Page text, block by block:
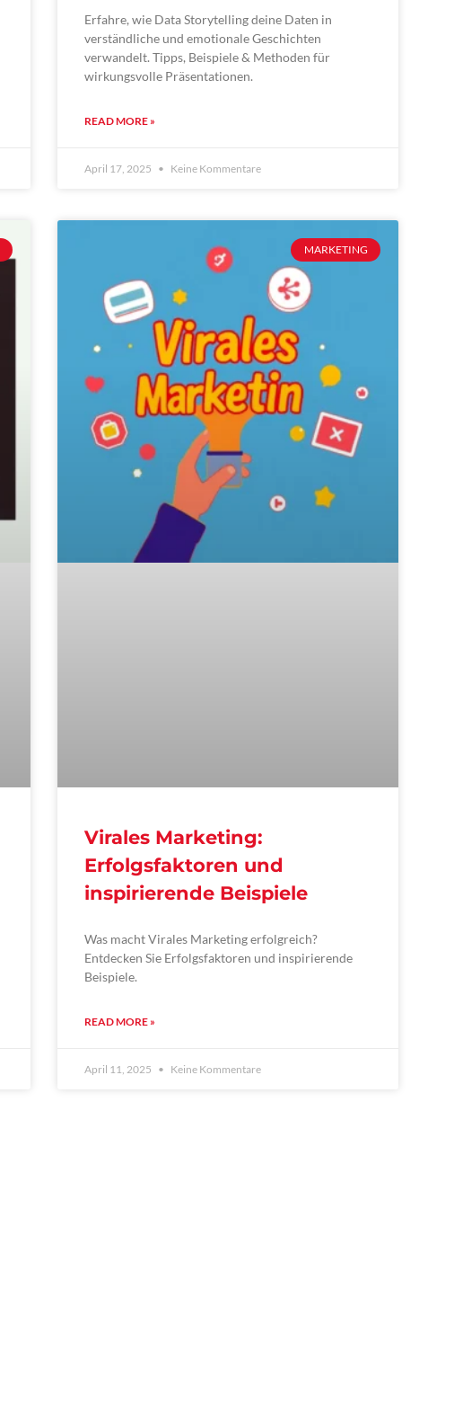
Erfahre, wie Data Storytelling deine Daten in
verständliche und emotionale Geschichten
verwandelt. Tipps, Beispiele & Methoden für
wirkungsvolle Präsentationen.
READ MORE »
April 17, 2025 Keine Kommentare
MARKETING
Virales Marketing:
Erfolgsfaktoren und
inspirierende Beispiele
Was macht Virales Marketing erfolgreich?
Entdecken Sie Erfolgsfaktoren und inspirierende
Beispiele.
READ MORE »
April 11, 2025 Keine Kommentare